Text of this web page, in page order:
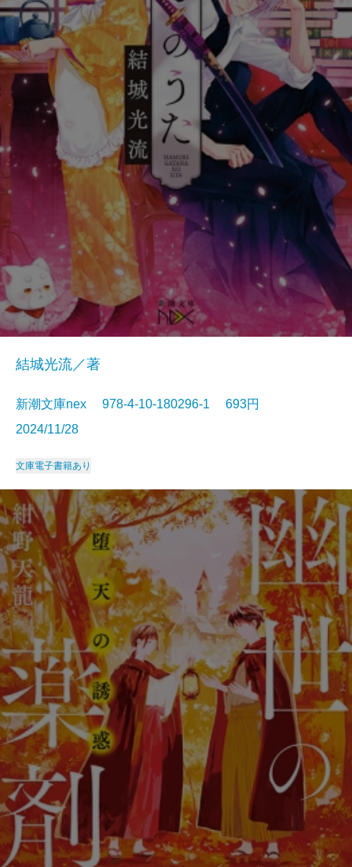
結城光流／著
新潮文庫nex 978-4-10-180296-1 693円
2024/11/28
文庫電子書籍あり